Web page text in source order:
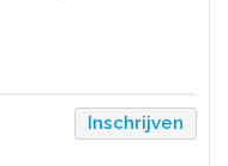
Inschrijven